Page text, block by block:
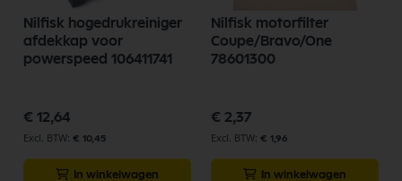
Nilfisk hogedrukreiniger
afdekkap voor
powerspeed 106411741
€ 12,64
€ 10,45
In winkelwagen
Nilfisk motorfilter
Coupe/Bravo/One
78601300
€ 2,37
€ 1,96
In winkelwagen